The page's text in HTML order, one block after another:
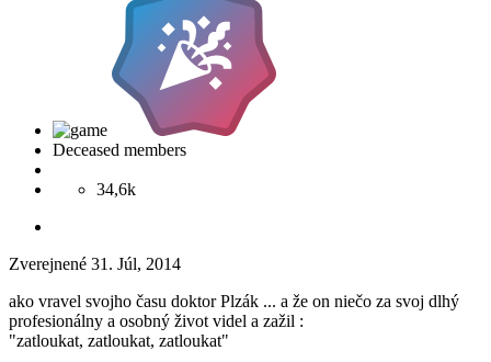
Deceased members
34,6k
Zverejnené 31. Júl, 2014
ako vravel svojho času doktor Plzák ... a že on niečo za svoj dlhý
profesionálny a osobný život videl a zažil :
"zatloukat, zatloukat, zatloukat"